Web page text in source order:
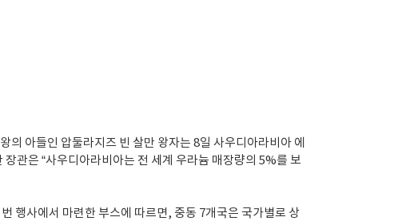
아들인 압둘라지즈 빈 살만 왕자는 8일 사우디아라비아 에
관은 “사우디아라비아는 전 세계 우라늄 매장량의 5%를 보
행사에서 마련한 부스에 따르면, 중동 7개국은 국가별로 상